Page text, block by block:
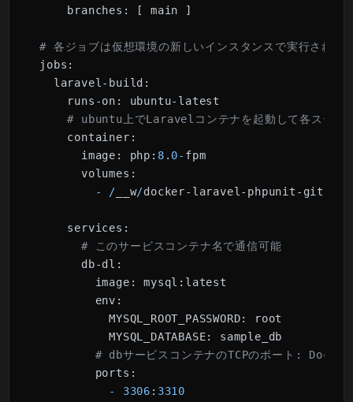
branches:
[ main ]
# 各ジョブは仮想環境の新しいインスタンスで実行される
jobs:
laravel-build:
runs-on:
ubuntu-latest
# ubuntu上でLaravelコンテナを起動して各ステッ
container:
image:
php: 8 . 0- fpm
volumes:
-
/ __w/docker-laravel-phpunit-
services:
# このサービスコンテナ名で通信可能
db-dl:
image:
mysql:latest
env:
MYSQL_ROOT_PASSWORD:
root
MYSQL_DATABASE:
sample_db
# dbサービスコンテナのTCPのポート:
ports:
-
3306 : 3310